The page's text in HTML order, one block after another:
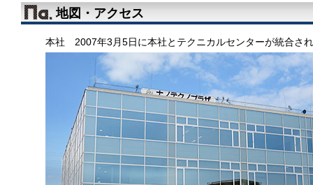
地図・アクセス
本社 2007年3月5日に本社とテクニカルセンターが統合さ